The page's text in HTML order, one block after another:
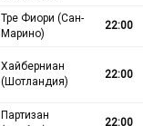
Тре Фиори (Сан-
Марино)
22:00
Хайберниан
(Шотландия)
22:00
Партизан
22:00